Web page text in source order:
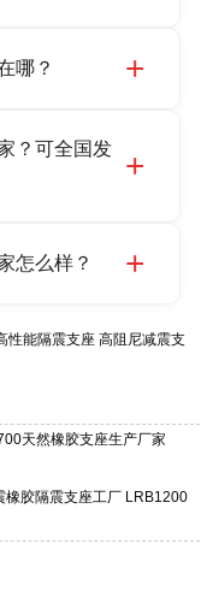
正规第三方检测
地址迎宾大街 9
哪？
号，是专业隔震
LNR 天然、
？可全国发
工厂现货充足，
地址：衡水高新
怎么样？
生产经验，国标
深化、供货、安
区北方工业基地
。
性能隔震支座 高阻尼减震支
天然橡胶支座生产厂家
胶隔震支座工厂 LRB1200